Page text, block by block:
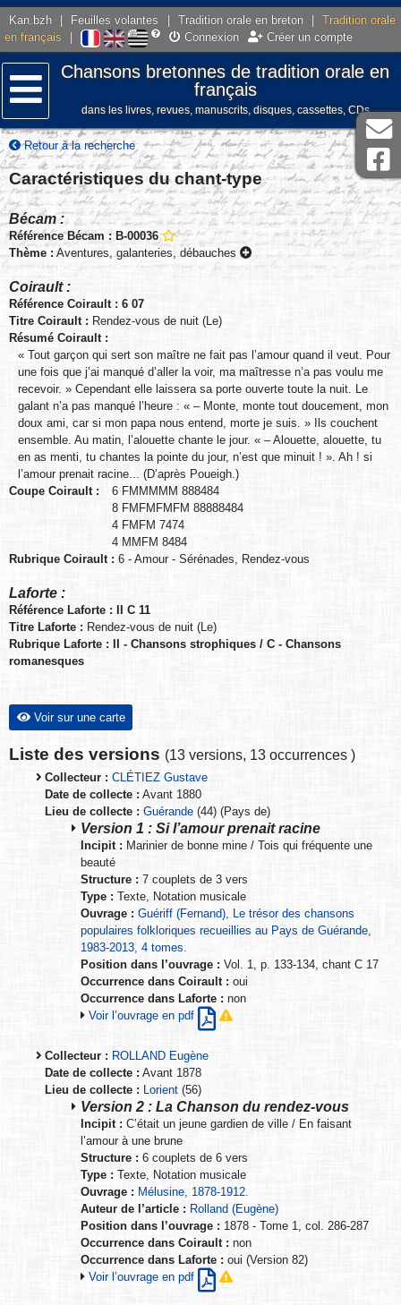
Kan.bzh Feuilles volantes Tradition orale en breton
Tradition orale
en français
Connexion Créer un compte
Menu
Chansons bretonnes de tradition orale en
français
dans les livres, revues, manuscrits, disques, cassettes, CDs
Retour à la recherche
Caractéristiques du chant-type
Bécam :
Référence Bécam : B-00036
Thème : Aventures, galanteries, débauches
Coirault :
Référence Coirault : 6 07
Titre Coirault : Rendez-vous de nuit (Le)
Résumé Coirault :
« Tout garçon qui sert son maître ne fait pas l’amour quand il veut. Pour
une fois que j’ai manqué d’aller la voir, ma maîtresse n’a pas voulu me
recevoir. » Cependant elle laissera sa porte ouverte toute la nuit. Le
galant n’a pas manqué l’heure : « – Monte, monte tout doucement, mon
doux ami, car si mon papa nous entend, morte je suis. » Ils couchent
ensemble. Au matin, l’alouette chante le jour. « – Alouette, alouette, tu
en as menti, tu chantes la pointe du jour, n’est que minuit ! ». Ah ! si
l’amour prenait racine... (D’après Poueigh.)
Coupe Coirault :
6 FMMMMM 888484
8 FMFMFMFM 88888484
4 FMFM 7474
4 MMFM 8484
Rubrique Coirault : 6 - Amour - Sérénades, Rendez-vous
Laforte :
Référence Laforte : II C 11
Titre Laforte : Rendez-vous de nuit (Le)
Rubrique Laforte : II - Chansons strophiques / C - Chansons
romanesques
Voir sur une carte
Liste des versions (13 versions, 13 occurrences )
Collecteur : CLÉTIEZ Gustave
Date de collecte : Avant 1880
Lieu de collecte : Guérande (44) (Pays de)
Version 1 : Si l’amour prenait racine
Incipit : Marinier de bonne mine / Tois qui fréquente une
beauté
Structure : 7 couplets de 3 vers
Type : Texte, Notation musicale
Ouvrage : Guériff (Fernand), Le trésor des chansons
populaires folkloriques recueillies au Pays de Guérande,
1983-2013, 4 tomes.
Position dans l’ouvrage : Vol. 1, p. 133-134, chant C 17
Occurrence dans Coirault : oui
Occurrence dans Laforte : non
Voir l’ouvrage en pdf
Collecteur : ROLLAND Eugène
Date de collecte : Avant 1878
Lieu de collecte : Lorient (56)
Version 2 : La Chanson du rendez-vous
Incipit : C’était un jeune gardien de ville / En faisant
l’amour à une brune
Structure : 6 couplets de 6 vers
Type : Texte, Notation musicale
Ouvrage : Mélusine, 1878-1912.
Auteur de l’article : Rolland (Eugène)
Position dans l’ouvrage : 1878 - Tome 1, col. 286-287
Occurrence dans Coirault : non
Occurrence dans Laforte : oui (Version 82)
Voir l’ouvrage en pdf